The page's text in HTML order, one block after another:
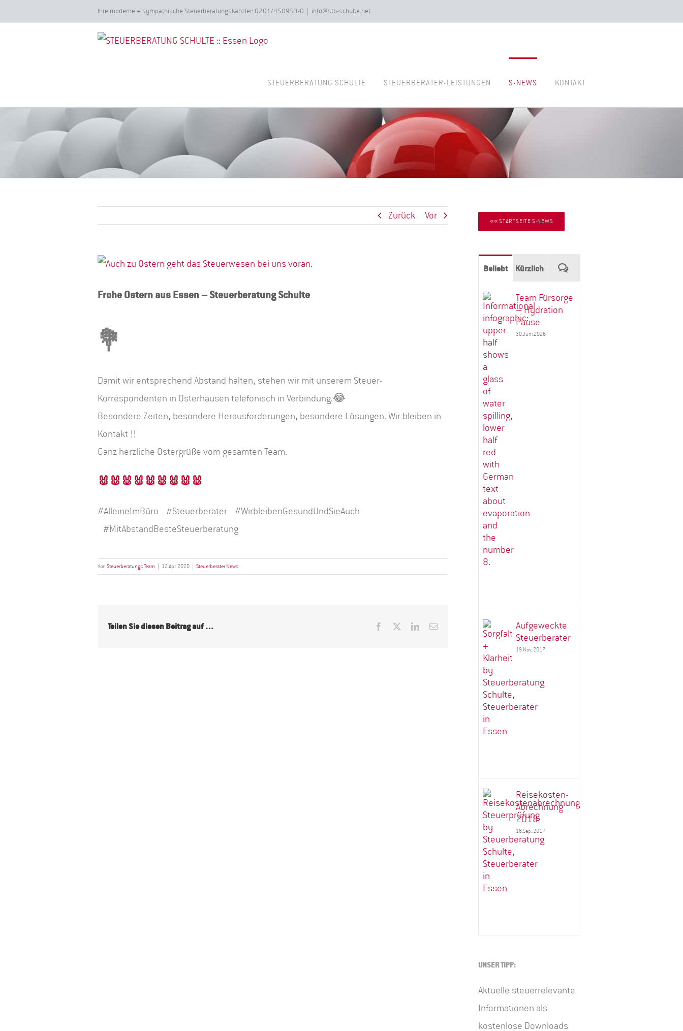
Inhalt
Ihre moderne + sympathische Steuerberatungskanzlei: 0201/450953-0 info@stb-schulte.net
STEUERBERATUNG SCHULTE STEUERBERATER-LEISTUNGEN S-NEWS KONTAKT
Zurück Vor
Zeige
Bild
Frohe Ostern aus Essen – Steuerberatung Schulte
💐
Damit wir entsprechend Abstand halten, stehen wir mit unserem Steuer-
Korrespondenten in Osterhausen telefonisch in Verbindung.😂
Besondere Zeiten, besondere Herausforderungen, besondere Lösungen. Wir bleiben in
Kontakt !!
Ganz herzliche Ostergrüße vom gesamten Team.
🐰 🐰 🐰 🐰 🐰 🐰 🐰 🐰 🐰
#AlleineImBüro #Steuerberater #WirbleibenGesundUndSieAuch
#MitAbstandBesteSteuerberatung
Von Steuerberatungs Team 12.Apr..2020 Steuerberater News
Teilen Sie diesen Beitrag auf … Facebook LinkedIn
E-
«« STARTSEITE S-NEWS
Beliebt Kürzlich Kommentare
Team Fürsorge
– Hydration
Pause
30.Juni.2026
Aufgeweckte
Steuerberater
19.Nov..2017
Reisekosten-
Abrechnung
2018
18.Sep..2017
UNSER TIPP:
Aktuelle steuerrelevante
Informationen als
kostenlose Downloads